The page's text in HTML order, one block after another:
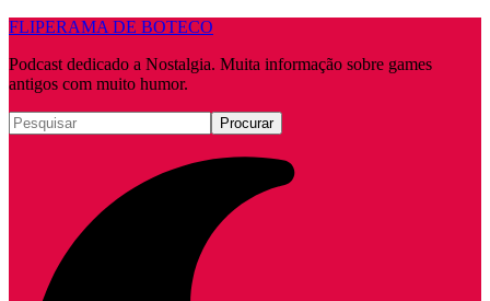
FLIPERAMA DE BOTECO
Podcast dedicado a Nostalgia. Muita informação sobre games
antigos com muito humor.